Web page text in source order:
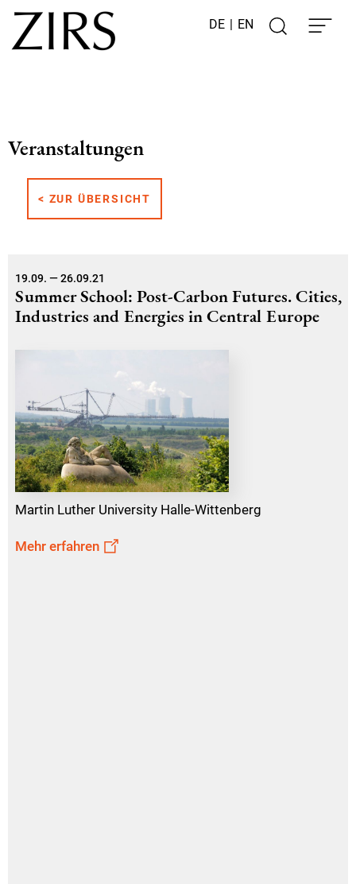
DE | EN
Veranstaltungen
< ZUR ÜBERSICHT
19.09. — 26.09.21
Summer School: Post-Carbon Futures. Cities,
Industries and Energies in Central Europe
Martin Luther University Halle-Wittenberg
Mehr erfahren